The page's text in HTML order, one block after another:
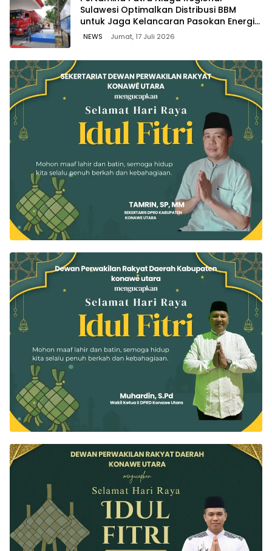
Sulawesi Optimalkan Distribusi BBM
untuk Jaga Kelancaran Pasokan Energi
di Seluruh Wilayah Sulawesi
NEWS Jumat, 17 Juli 2026